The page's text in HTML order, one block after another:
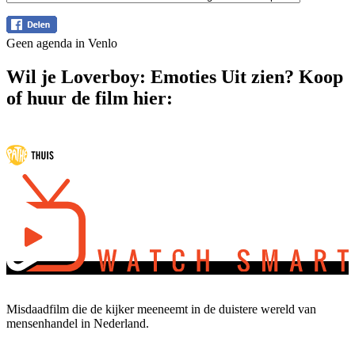
Geen agenda in Venlo
Wil je Loverboy: Emoties Uit zien? Koop
of huur de film hier:
Misdaadfilm die de kijker meeneemt in de duistere wereld van
mensenhandel in Nederland.